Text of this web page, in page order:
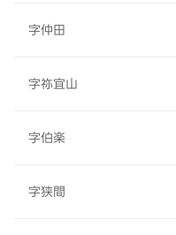
字仲田
字祢宜山
字伯楽
字狭間